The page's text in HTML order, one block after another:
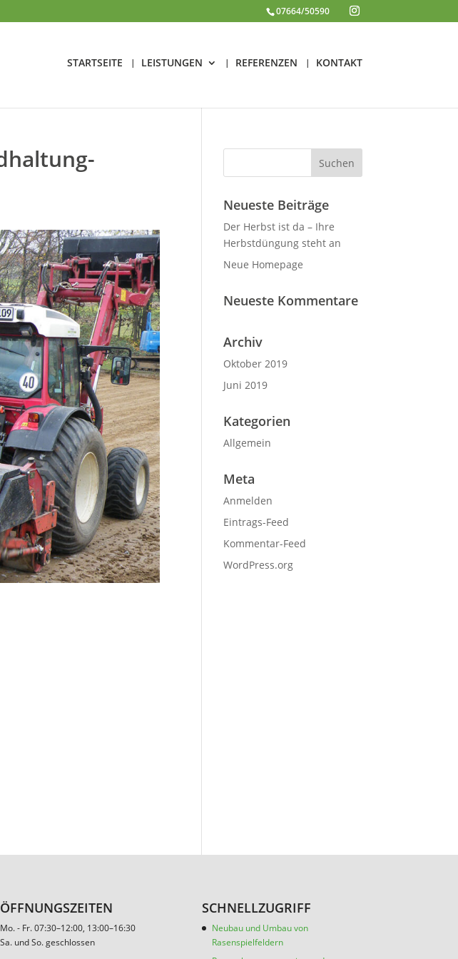
07664/50590
STARTSEITE LEISTUNGEN REFERENZEN KONTAKT
Neueste Beiträge
Der Herbst ist da – Ihre
Herbstdüngung steht an
Neue Homepage
Neueste Kommentare
Archiv
Oktober 2019
Juni 2019
Kategorien
Allgemein
Meta
Anmelden
Eintrags-Feed
Kommentar-Feed
WordPress.org
ÖFFNUNGSZEITEN
Mo. - Fr. 07:30–12:00, 13:00–16:30
Sa. und So. geschlossen
SCHNELLZUGRIFF
Neubau und Umbau von
Rasenspielfeldern